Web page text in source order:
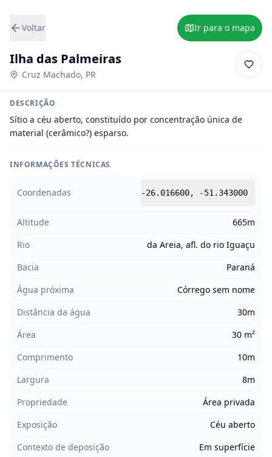
Voltar Ir para o mapa
Ilha das Palmeiras
Cruz Machado, PR
DESCRIÇÃO
Sítio a céu aberto, constituído por concentração única de
material (cerâmico?) esparso.
INFORMAÇÕES TÉCNICAS
Coordenadas -26.016600, -51.343000
Altitude
665m
Rio
da Areia, afl. do rio Iguaçu
Bacia
Paraná
Água próxima
Córrego sem nome
Distância da água
30m
Área
30 m²
Comprimento
10m
Largura
8m
Propriedade
Área privada
Exposição
Céu aberto
Contexto de deposição
Em superfície